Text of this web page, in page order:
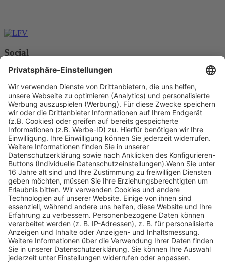
Social
Facebook
Youtube
© Copyright - Heintges Lehr- und Lernsystem GmbH
Impressum
Informationspflichten
Datenschutz
Widerrufsbelehrung
Nach oben scrollen
Find Your Way!
Categories
E-Learning News (3)
Heintges News(3)
Messen(2)